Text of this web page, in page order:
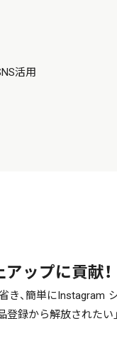
活用
ップに貢献！
き、簡単にInstagram
登録から解放されたい